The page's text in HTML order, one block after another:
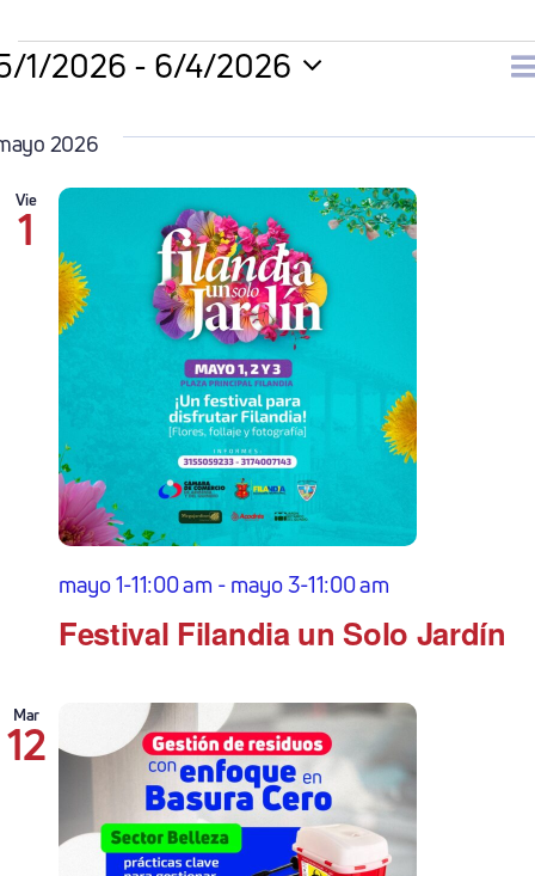
1/2026 - 6/4/2026
2026
Vie
1
Festival Filandia un Solo Jardín
mayo 1-11:00 am -mayo 3-11:00 am
Mar
12